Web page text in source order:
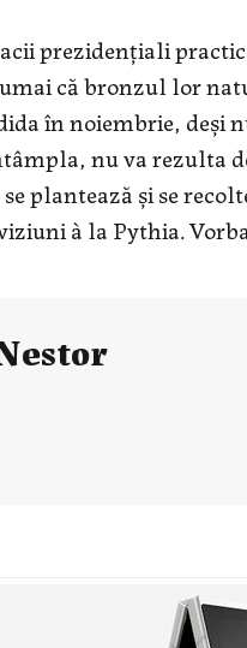
prezidenţiali
că bronzul lor
în noiembrie, deşi
nu va rezulta
plantează şi se
à la Pythia.